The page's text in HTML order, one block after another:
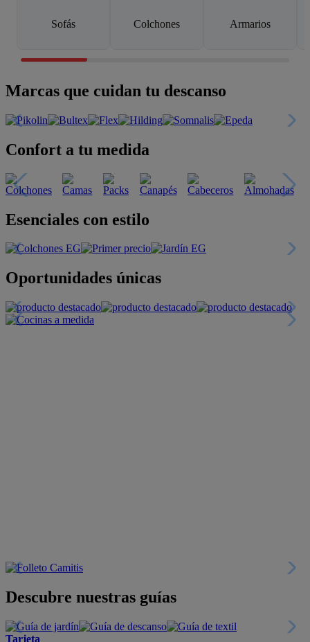
Sofás Colchones Armarios
Marcas que cuidan tu descanso
Confort a tu medida
Esenciales con estilo
Oportunidades únicas
Descubre nuestras guías
Tarjeta